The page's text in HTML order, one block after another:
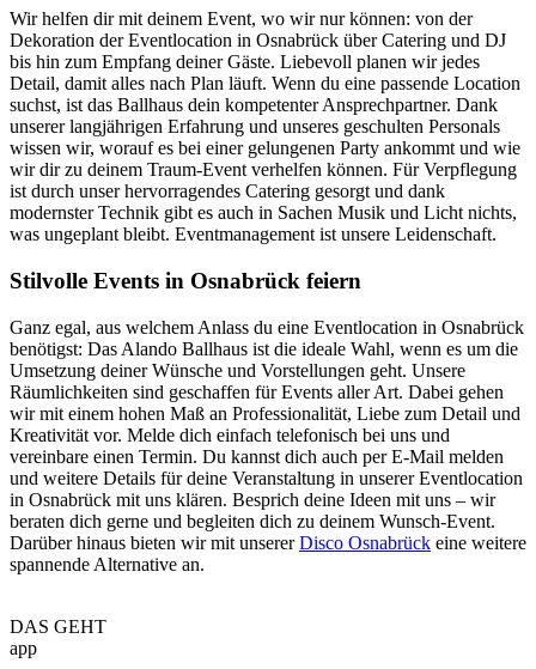
Wir helfen dir mit deinem Event, wo wir nur können: von der
Dekoration der Eventlocation in Osnabrück über Catering und DJ
bis hin zum Empfang deiner Gäste. Liebevoll planen wir jedes
Detail, damit alles nach Plan läuft. Wenn du eine passende Location
suchst, ist das Ballhaus dein kompetenter Ansprechpartner. Dank
unserer langjährigen Erfahrung und unseres geschulten Personals
wissen wir, worauf es bei einer gelungenen Party ankommt und wie
wir dir zu deinem Traum-Event verhelfen können. Für Verpflegung
ist durch unser hervorragendes Catering gesorgt und dank
modernster Technik gibt es auch in Sachen Musik und Licht nichts,
was ungeplant bleibt. Eventmanagement ist unsere Leidenschaft.
Stilvolle Events in Osnabrück feiern
Ganz egal, aus welchem Anlass du eine Eventlocation in Osnabrück
benötigst: Das Alando Ballhaus ist die ideale Wahl, wenn es um die
Umsetzung deiner Wünsche und Vorstellungen geht. Unsere
Räumlichkeiten sind geschaffen für Events aller Art. Dabei gehen
wir mit einem hohen Maß an Professionalität, Liebe zum Detail und
Kreativität vor. Melde dich einfach telefonisch bei uns und
vereinbare einen Termin. Du kannst dich auch per E-Mail melden
und weitere Details für deine Veranstaltung in unserer Eventlocation
in Osnabrück mit uns klären. Besprich deine Ideen mit uns – wir
beraten dich gerne und begleiten dich zu deinem Wunsch-Event.
Darüber hinaus bieten wir mit unsererDisco Osnabrück eine weitere
spannende Alternative an.
DAS GEHT
app